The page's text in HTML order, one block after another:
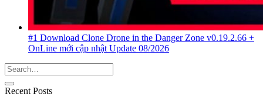
#1 Download Clone Drone in the Danger Zone v0.19.2.66 +
OnLine mới cập nhật Update 08/2026
Recent Posts